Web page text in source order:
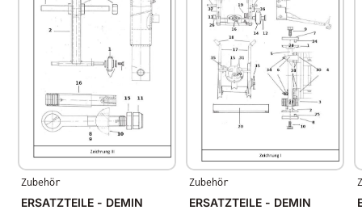
Zubehör
ERSATZTEILE - DEMIN
Zubehör
ERSATZTEILE - DEMIN